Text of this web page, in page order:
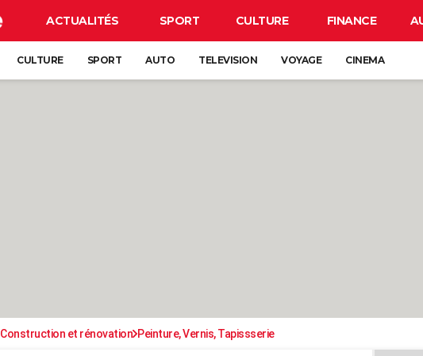
ACTUALITÉS SPORT CULTURE FINANCE
CULTURE SPORT AUTO TELEVISION VOYAGE CINEMA
Construction et rénovation Peinture, Vernis, Tapissserie